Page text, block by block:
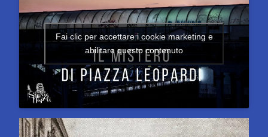
Fai clic per accettare i cookie marketing e
abilitare questo contenuto